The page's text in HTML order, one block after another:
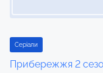
i
o
Серіали
Прибережжя 2